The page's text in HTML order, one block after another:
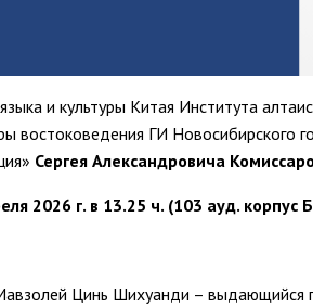
и культуры Китая Института
востоковедения ГИ Новосибирского
Сергея Александровича
2026 г. в 13.25 ч. (103 ауд. корпус
Цинь Шихуанди – выдающийся